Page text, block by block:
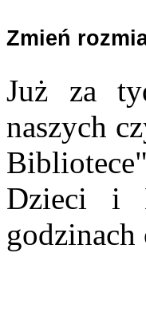
Zmień
Już za
naszych
Dzieci i